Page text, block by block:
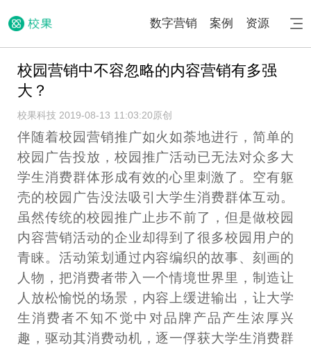
数字营销 案例 资源
校园营销中不容忽略的内容营销有多强
大？
校果科技 2019-08-13 11:03:20原创
伴随着校园营销推广如火如荼地进行，简单的
校园广告投放，校园推广活动已无法对众多大
学生消费群体形成有效的心里刺激了。空有躯
壳的校园广告没法吸引大学生消费群体互动。
虽然传统的校园推广止步不前了，但是做校园
内容营销活动的企业却得到了很多校园用户的
青睐。活动策划通过内容编织的故事、刻画的
人物，把消费者带入一个情境世界里，制造让
人放松愉悦的场景，内容上缓进输出，让大学
生消费者不知不觉中对品牌产品产生浓厚兴
趣，驱动其消费动机，逐一俘获大学生消费群